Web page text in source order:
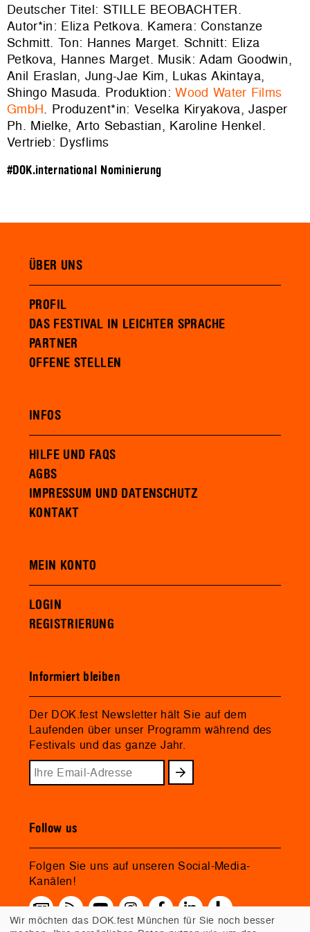
Deutscher Titel: STILLE BEOBACHTER.
Autor*in: Eliza Petkova. Kamera: Constanze
Schmitt. Ton: Hannes Marget. Schnitt: Eliza
Petkova, Hannes Marget. Musik: Adam Goodwin,
Anil Eraslan, Jung-Jae Kim, Lukas Akintaya,
Shingo Masuda. Produktion:Wood Water Films
GmbH. Produzent*in: Veselka Kiryakova, Jasper
Ph. Mielke, Arto Sebastian, Karoline Henkel.
Vertrieb: Dysflims
#DOK.international Nominierung
ÜBER UNS
PROFIL
DAS FESTIVAL IN LEICHTER SPRACHE
PARTNER
OFFENE STELLEN
INFOS
HILFE UND FAQS
AGBS
IMPRESSUM UND DATENSCHUTZ
KONTAKT
MEIN KONTO
LOGIN
REGISTRIERUNG
Informiert bleiben
Der DOK.fest Newsletter hält Sie auf dem
Laufenden über unser Programm während des
Festivals und das ganze Jahr.
Follow us
Folgen Sie uns auf unseren Social-Media-
Kanälen!
Wir möchten das DOK.fest München für Sie noch besser